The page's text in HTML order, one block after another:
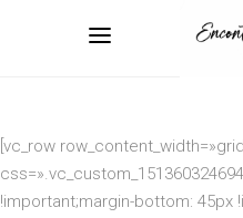
[vc_row
!important;margin-bottom: 45px